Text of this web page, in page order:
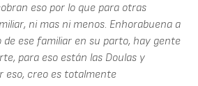
eso por lo que para otras
ni mas ni menos. Enhorabuena a
de ese familiar en su parto, hay gente
para eso están las Doulas y
eso, creo es totalmente